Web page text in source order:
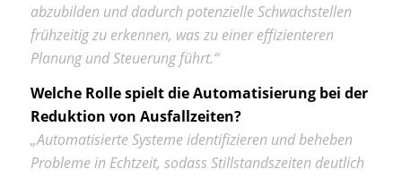
abzubilden und dadurch potenzielle Schwachstellen
frühzeitig zu erkennen, was zu einer effizienteren
Planung und Steuerung führt.“
Welche Rolle spielt die Automatisierung bei der
Reduktion von Ausfallzeiten?
„Automatisierte Systeme identifizieren und beheben
Probleme in Echtzeit, sodass Stillstandszeiten deutlich